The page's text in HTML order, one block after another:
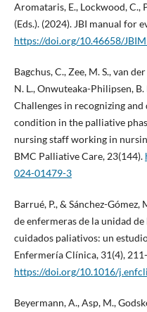
Aromataris, E., Lockwood, C.,
(Eds.). (2024). JBI manual for
https://doi.org/10.46658/
Bagchus, C., Zee, M. S., van
N. L., Onwuteaka-Philipsen, B.
Challenges in recognizing
condition in the palliative
nursing staff working in
BMC Palliative Care, 23(144).
024-01479-3
Barrué, P., & Sánchez-
de enfermeras de la unidad
cuidados paliativos: un
Enfermería Clínica, 31(4),
https://doi.org/10.1016/
Beyermann, A., Asp, M.,